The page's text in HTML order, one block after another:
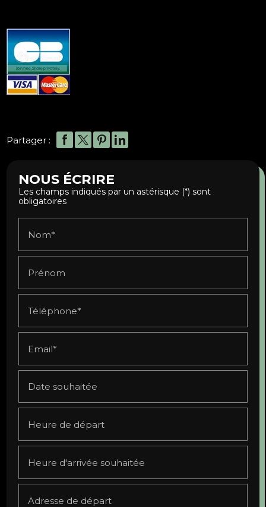
Partager :
NOUS ÉCRIRE
Les champs indiqués par un astérisque (*) sont
obligatoires
Nom*
Prénom
Téléphone*
Email*
Date souhaitée
Heure de départ
Heure d'arrivée souhaitée
Adresse de départ